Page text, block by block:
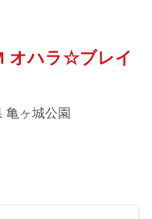
オハラ☆ブレイ
亀ヶ城公園